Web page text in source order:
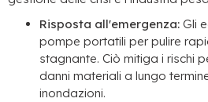
Risposta all'emergenza: Gli
pompe portatili per pulire
stagnante. Ciò mitiga i rischi
danni materiali a lungo
inondazioni.